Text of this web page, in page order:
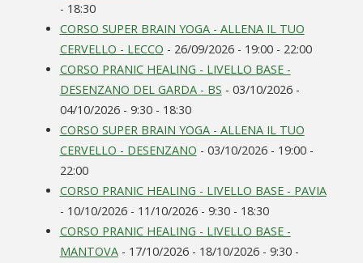
- 18:30
CORSO SUPER BRAIN YOGA - ALLENA IL TUO
CERVELLO - LECCO - 26/09/2026 - 19:00 - 22:00
CORSO PRANIC HEALING - LIVELLO BASE -
DESENZANO DEL GARDA - BS - 03/10/2026 -
04/10/2026 - 9:30 - 18:30
CORSO SUPER BRAIN YOGA - ALLENA IL TUO
CERVELLO - DESENZANO - 03/10/2026 - 19:00 -
22:00
CORSO PRANIC HEALING - LIVELLO BASE - PAVIA
- 10/10/2026 - 11/10/2026 - 9:30 - 18:30
CORSO PRANIC HEALING - LIVELLO BASE -
MANTOVA- 17/10/2026 - 18/10/2026 - 9:30 -